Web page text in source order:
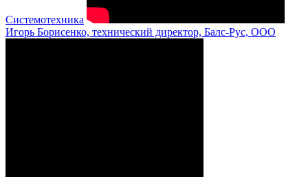
Системотехника
Игорь Борисенко, технический директор, Балс-Рус, ООО